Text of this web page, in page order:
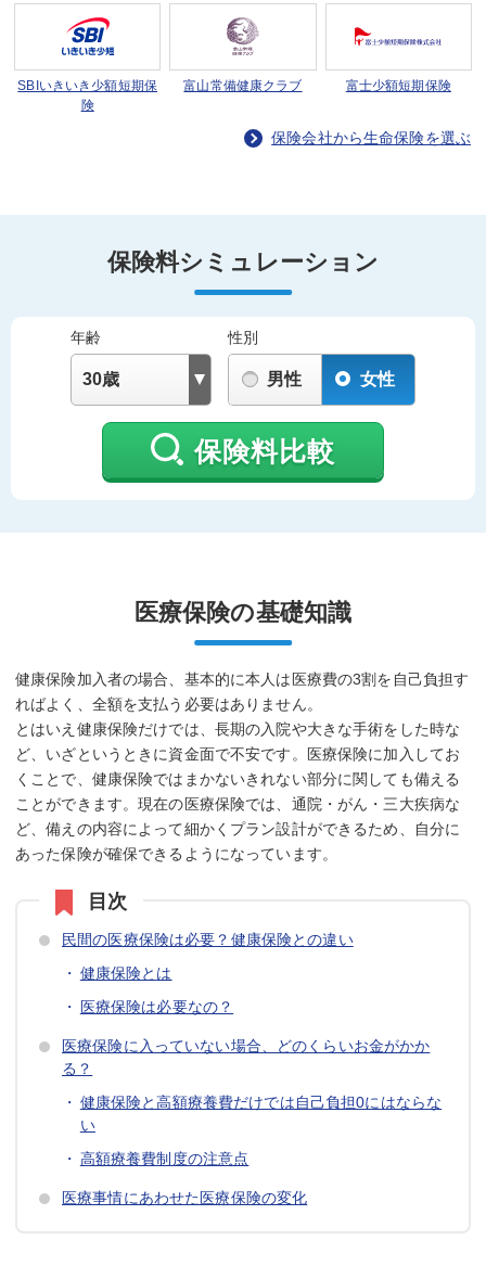
SBIいきいき少額短期保
険
富山常備健康クラブ 富士少額短期保険
保険会社から生命保険を選ぶ
保険料シミュレーション
年齢 性別
男性 女性
保険料比較
医療保険の基礎知識
健康保険加入者の場合、基本的に本人は医療費の3割を自己負担す
ればよく、全額を支払う必要はありません。
とはいえ健康保険だけでは、長期の入院や大きな手術をした時な
ど、いざというときに資金面で不安です。医療保険に加入してお
くことで、健康保険ではまかないきれない部分に関しても備える
ことができます。現在の医療保険では、通院・がん・三大疾病な
ど、備えの内容によって細かくプラン設計ができるため、自分に
あった保険が確保できるようになっています。
民間の医療保険は必要？健康保険との違い
健康保険とは
医療保険は必要なの？
医療保険に入っていない場合、どのくらいお金がかか
る？
健康保険と高額療養費だけでは自己負担0にはならな
い
高額療養費制度の注意点
医療事情にあわせた医療保険の変化